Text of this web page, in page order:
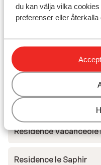
du kan välja vilka
preferenser eller
Residence Prestige
Chalet Marguerite
Appart' Hotel Prestige
Residence Les
Résidence
Residence le Saphir